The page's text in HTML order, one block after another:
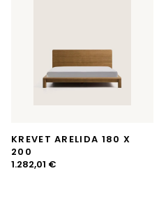
KREVET ARELIDA 180 X
200
1.282,01 €